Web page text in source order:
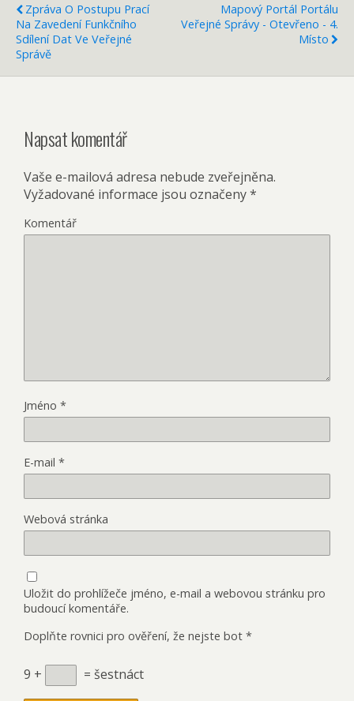
Zpráva O Postupu Prací
Na Zavedení Funkčního
Sdílení Dat Ve Veřejné
Správě
Mapový Portál Portálu
Veřejné Správy - Otevřeno - 4.
Místo
Napsat komentář
Vaše e-mailová adresa nebude zveřejněna.
Vyžadované informace jsou označeny*
Komentář
Jméno *
E-mail *
Webová stránka
Uložit do prohlížeče jméno, e-mail a webovou stránku pro
budoucí komentáře.
Doplňte rovnici pro ověření, že nejste bot *
9 + = šestnáct